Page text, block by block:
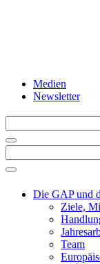
Medien
Newsletter
Die GAP und
Ziele,
Team